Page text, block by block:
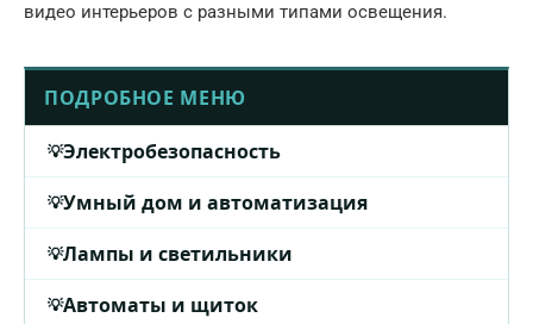
видео интерьеров с разными типами освещения.
ПОДРОБНОЕ МЕНЮ
Электробезопасность
Умный дом и автоматизация
Лампы и светильники
Автоматы и щиток